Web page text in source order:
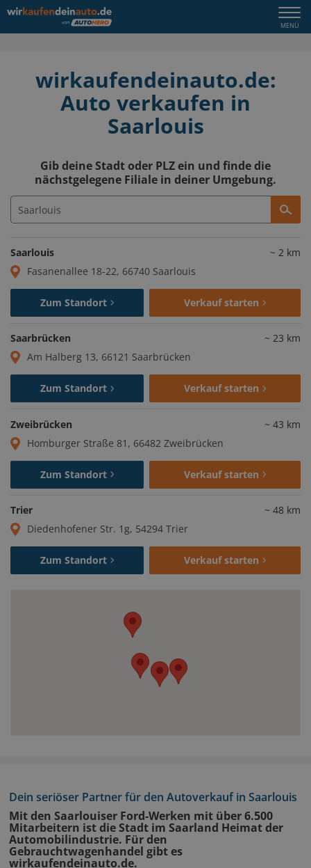
MENÜ
wirkaufendeinauto.de:
Auto verkaufen in
Saarlouis
Gib deine Stadt oder PLZ ein und finde die
nächstgelegene Filiale in deiner Umgebung.
Saarlouis ~ 2 km
Fasanenallee 18-22, 66740 Saarlouis
Zum Standort Verkauf starten
Saarbrücken ~ 23 km
Am Halberg 13, 66121 Saarbrücken
Zum Standort Verkauf starten
Zweibrücken ~ 43 km
Homburger Straße 81, 66482 Zweibrücken
Zum Standort Verkauf starten
Trier ~ 48 km
Diedenhofener Str. 1g, 54294 Trier
Zum Standort Verkauf starten
Dein seriöser Partner für den Autoverkauf in Saarlouis
Mit den Saarlouiser Ford-Werken mit über 6.500
Mitarbeitern ist die Stadt im Saarland Heimat der
Automobilindustrie. Für den
Gebrauchtwagenhandel gibt es
wirkaufendeinauto.de.